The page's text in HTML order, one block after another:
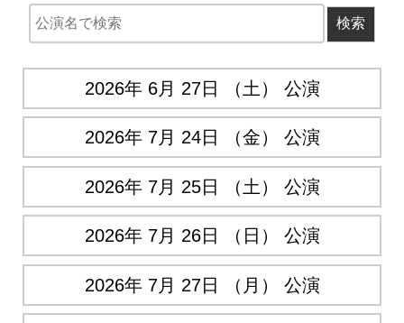
2026年 6月 27日 （土） 公演
2026年 7月 24日 （金） 公演
2026年 7月 25日 （土） 公演
2026年 7月 26日 （日） 公演
2026年 7月 27日 （月） 公演